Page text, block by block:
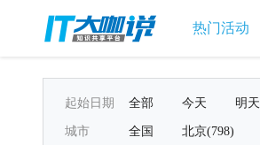
热门活动
起始日期 全部 今天 明天
城市 全国 北京(798)